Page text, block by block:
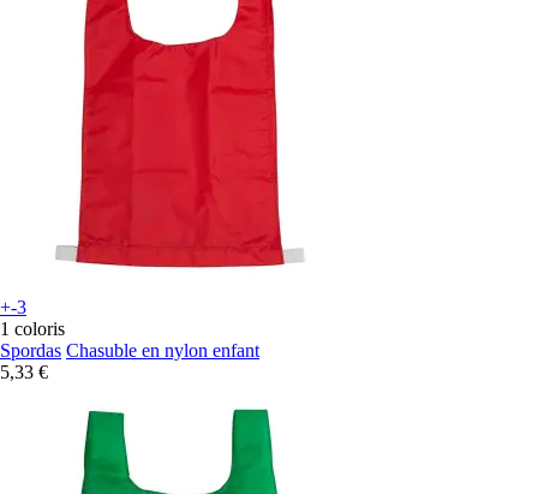
+-3
1 coloris
Spordas Chasuble en nylon enfant
5,33 €